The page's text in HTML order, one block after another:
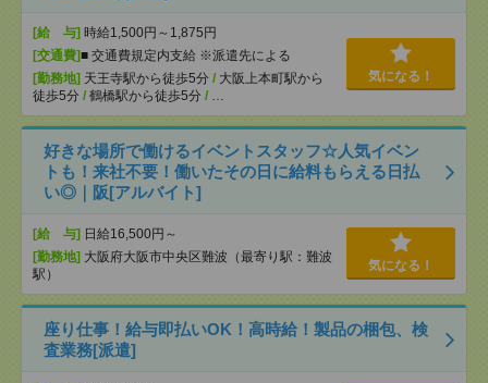
[給 与] 時給1,500円～1,875円
[交通費]■ 交通費規定内支給 ※派遣先による
[勤務地] 天王寺駅から徒歩5分 / 大阪上本町駅から
徒歩5分 / 鶴橋駅から徒歩5分 / …
気になる！
好きな場所で働けるイベントスタッフ☆人気イベン
トも！来社不要！働いたその日に給料もらえる日払
い◎｜阪[アルバイト]
[給 与] 日給16,500円～
[勤務地] 大阪府大阪市中央区難波（最寄り駅：難波
駅）
気になる！
座り仕事！給与即払いOK！高時給！製品の梱包、検
査業務[派遣]